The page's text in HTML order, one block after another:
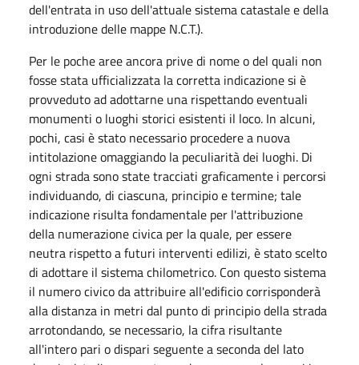
dell'entrata in uso dell'attuale sistema catastale e della
introduzione delle mappe N.C.T.).
Per le poche aree ancora prive di nome o del quali non
fosse stata ufficializzata la corretta indicazione si è
provveduto ad adottarne una rispettando eventuali
monumenti o luoghi storici esistenti il loco. In alcuni,
pochi, casi è stato necessario procedere a nuova
intitolazione omaggiando la peculiarità dei luoghi. Di
ogni strada sono state tracciati graficamente i percorsi
individuando, di ciascuna, principio e termine; tale
indicazione risulta fondamentale per l'attribuzione
della numerazione civica per la quale, per essere
neutra rispetto a futuri interventi edilizi, è stato scelto
di adottare il sistema chilometrico. Con questo sistema
il numero civico da attribuire all'edificio corrisponderà
alla distanza in metri dal punto di principio della strada
arrotondando, se necessario, la cifra risultante
all'intero pari o dispari seguente a seconda del lato